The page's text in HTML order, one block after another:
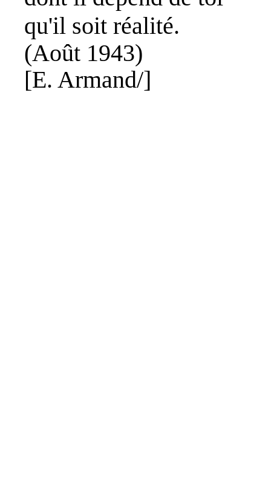
qu'il soit réalité.
(Août 1943)
[E. Armand/]